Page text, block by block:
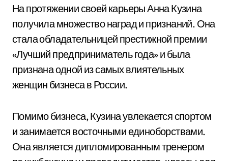
На протяжении своей карьеры Анна Кузина
получила множество наград и признаний. Она
стала обладательницей престижной премии
«Лучший предприниматель года» и была
признана одной из самых влиятельных
женщин бизнеса в России.
Помимо бизнеса, Кузина увлекается спортом
и занимается восточными единоборствами.
Она является дипломированным тренером